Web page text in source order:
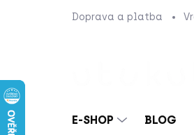
Doprava a platba
E-SHOP BLOG